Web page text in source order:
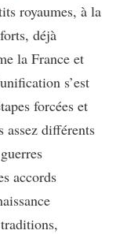
royaumes, à la
déjà
la France et
s’est
forcées et
assez différents
accords